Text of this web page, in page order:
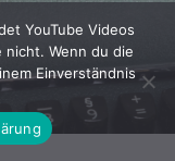
YouTube Videos
Wenn du die
Einverständnis